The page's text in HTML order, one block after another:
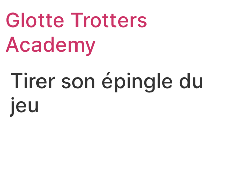
to
content
Glotte Trotters
Academy
Tirer son épingle du
jeu